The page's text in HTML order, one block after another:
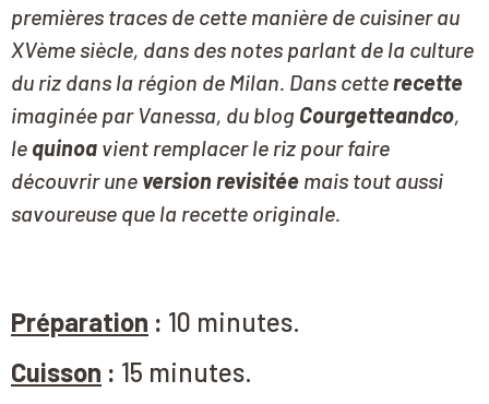
premières traces de cette manière de cuisiner au
XVème siècle, dans des notes parlant de la culture
du riz dans la région de Milan. Dans cette recette
imaginée par Vanessa, du blog Courgetteandco,
le quinoa vient remplacer le riz pour faire
découvrir une version revisitée mais tout aussi
savoureuse que la recette originale.
Préparation : 10 minutes.
Cuisson : 15 minutes.